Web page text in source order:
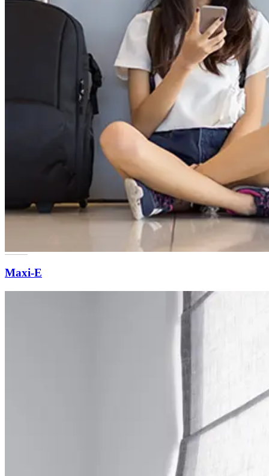
Maxi-E